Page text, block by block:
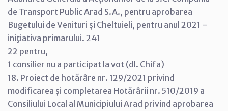
de Transport Public Arad S.A., pentru aprobarea
Bugetului de Venituri și Cheltuieli, pentru anul 2021 –
iniţiativa primarului. 241
22 pentru,
1 consilier nu a participat la vot (dl. Chifa)
18. Proiect de hotărâre nr. 129/2021 privind
modificarea și completarea Hotărârii nr. 510/2019 a
Consiliului Local al Municipiului Arad privind aprobarea